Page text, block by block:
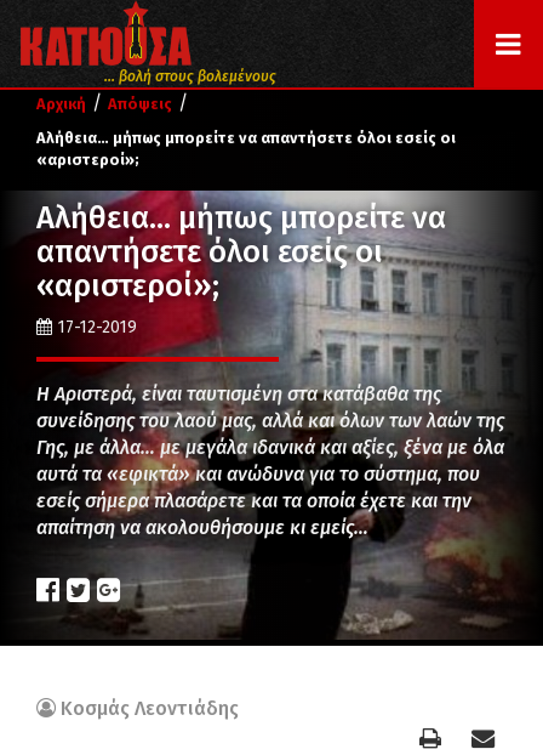
... βολή στους βολεμένους
Αρχική / Απόψεις /
Αλήθεια… μήπως μπορείτε να απαντήσετε όλοι εσείς οι
«αριστεροί»;
Αλήθεια… μήπως μπορείτε να
απαντήσετε όλοι εσείς οι
«αριστεροί»;
17-12-2019
Η Αριστερά, είναι ταυτισμένη στα κατάβαθα της
συνείδησης του λαού μας, αλλά και όλων των λαών της
Γης, με άλλα… με μεγάλα ιδανικά και αξίες, ξένα με όλα
αυτά τα «εφικτά» και ανώδυνα για το σύστημα, που
εσείς σήμερα πλασάρετε και τα οποία έχετε και την
απαίτηση να ακολουθήσουμε κι εμείς…
Κοσμάς Λεοντιάδης